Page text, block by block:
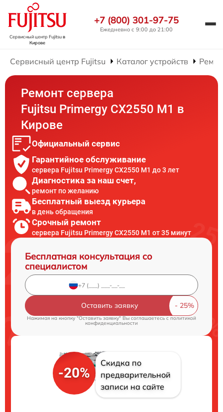
Сервисный центр Fujitsuв
Кирове
+7 (800) 301-97-75
Ежедневно с 9:00 до 21:00
Сервисный центр Fujitsu Каталог устройств
Ремонт сервера
Fujitsu Primergy CX2550 M1 в
Кирове
Официальный сервис
Гарантийное обслуживание
сервера Fujitsu Primergy CX2550 M1 до 3 лет
Диагностика за наш счет,
ремонт по желанию
Бесплатный выезд курьера
в день обращения
Срочный ремонт
сервера Fujitsu Primergy CX2550 M1 от 35 минут
Бесплатная консультация со
специалистом
Оставить заявку
Нажимая на кнопку "Оставить заявку" Вы соглашаетесь cполитикой
конфиденциальности
-20%
Скидка по
предварительной
записи на сайте